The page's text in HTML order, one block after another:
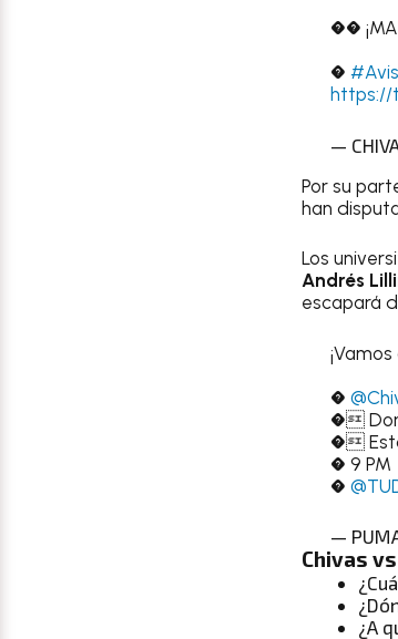
��
�
https://
—
Por su
han
Los
Andrés
escapará
�
�
�
� 9 PM
�
—
Chivas
¿A